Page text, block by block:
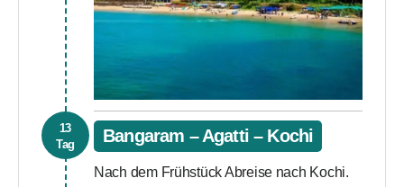
13
Tag
Bangaram – Agatti – Kochi
Nach dem Frühstück Abreise nach Kochi.